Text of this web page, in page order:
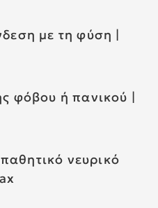
με τη φύση |
φόβου ή πανικού |
νευρικό